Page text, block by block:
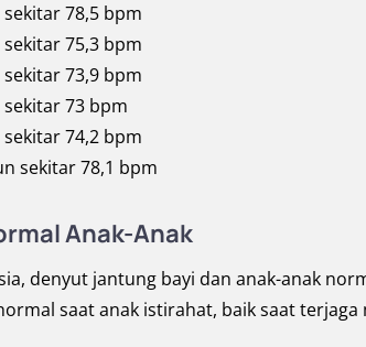
78,5 bpm
75,3 bpm
73,9 bpm
73 bpm
74,2 bpm
sekitar 78,1 bpm
Anak-Anak
denyut jantung bayi dan anak-anak
saat anak istirahat, baik saat